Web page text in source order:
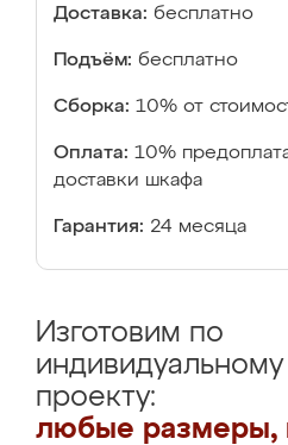
Доставка: бесплатно
Подъём: бесплатно
Сборка: 10% от
Оплата: 10%
доставки шкафа
Гарантия: 24 месяца
Изготовим по
индивидуальному
проекту:
любые размеры,